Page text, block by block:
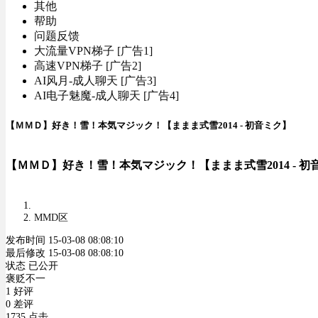
其他
帮助
问题反馈
大流量VPN梯子 [广告1]
高速VPN梯子 [广告2]
AI风月-成人聊天 [广告3]
AI电子魅魔-成人聊天 [广告4]
【ＭＭＤ】好き！雪！本気マジック！【ままま式雪2014 - 初音ミク】
【ＭＭＤ】好き！雪！本気マジック！【ままま式雪2014 - 初
MMD区
发布时间 15-03-08 08:08:10
最后修改 15-03-08 08:08:10
状态 已公开
褒贬不一
1 好评
0 差评